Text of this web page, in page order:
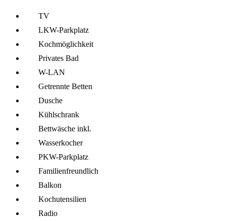
TV
LKW-Parkplatz
Kochmöglich­keit
Privates Bad
W-LAN
Getrennte Betten
Dusche
Kühl­schrank
Bettwäsche inkl.
Wasserkocher
PKW-Parkplatz
Familien­freundlich
Balkon
Kochutensilien
Radio